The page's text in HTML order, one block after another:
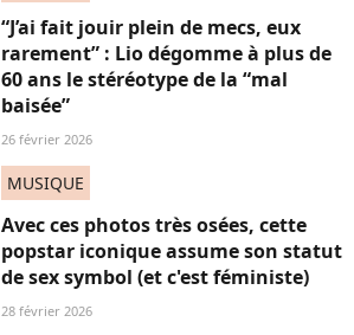
“J’ai fait jouir plein de mecs, eux
rarement” : Lio dégomme à plus de
60 ans le stéréotype de la “mal
baisée”
26 février 2026
MUSIQUE
Avec ces photos très osées, cette
popstar iconique assume son statut
de sex symbol (et c'est féministe)
28 février 2026